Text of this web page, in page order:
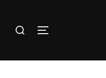
Buscar:
ALTERNAR